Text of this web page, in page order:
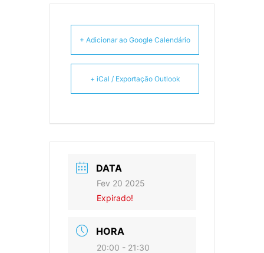
+ Adicionar ao Google Calendário
+ iCal / Exportação Outlook
DATA
Fev 20 2025
Expirado!
HORA
20:00 - 21:30